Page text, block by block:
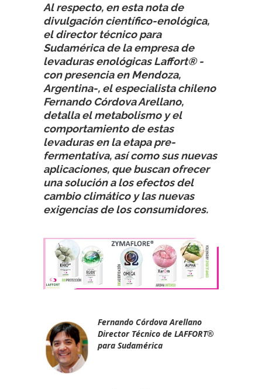
Al respecto, en esta nota de
divulgación científico-enológica,
el director técnico para
Sudamérica de la empresa de
levaduras enológicas Laffort® -
con presencia en Mendoza,
Argentina-, el especialista chileno
Fernando Córdova Arellano,
detalla el metabolismo y el
comportamiento de estas
levaduras en la etapa pre-
fermentativa, así como sus nuevas
aplicaciones, que buscan ofrecer
una solución a los efectos del
cambio climático y las nuevas
exigencias de los consumidores.
Fernando Córdova Arellano
Director Técnico de LAFFORT®
para Sudamérica